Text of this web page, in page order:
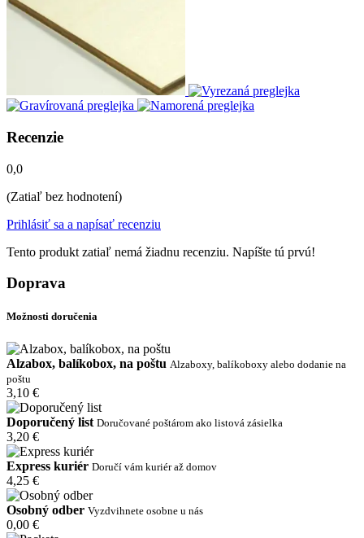
Recenzie
0,0
(Zatiaľ bez hodnotení)
Prihlásiť sa a napísať recenziu
Tento produkt zatiaľ nemá žiadnu recenziu. Napíšte tú prvú!
Doprava
Možnosti doručenia
Alzabox, balíkobox, na poštu Alzaboxy, balíkoboxy alebo dodanie na
poštu
3,10 €
Doporučený list Doručované poštárom ako listová zásielka
3,20 €
Express kuriér Doručí vám kuriér až domov
4,25 €
Osobný odber Vyzdvihnete osobne u nás
0,00 €